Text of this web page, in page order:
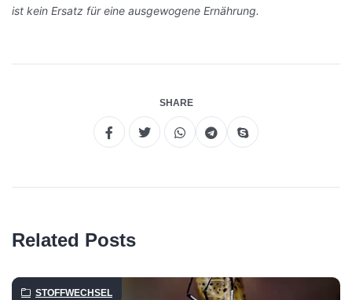
ist kein Ersatz für eine ausgewogene Ernährung.
SHARE
Related Posts
STOFFWECHSEL